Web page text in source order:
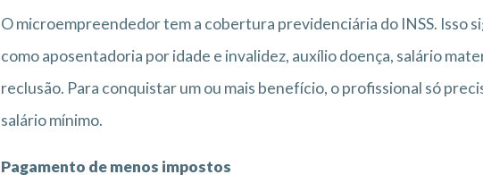
O microempreendedor tem a cobertura previdenciária do INSS. Isso
como aposentadoria por idade e invalidez, auxílio doença, salário
reclusão. Para conquistar um ou mais benefício, o profissional só
salário mínimo.
Pagamento de menos impostos